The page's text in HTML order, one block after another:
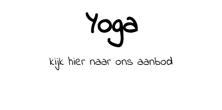
Yoga
kijk hier naar ons aanbod